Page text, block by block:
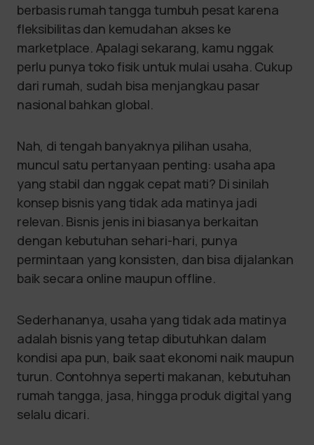
berbasis rumah tangga tumbuh pesat karena
fleksibilitas dan kemudahan akses ke
marketplace. Apalagi sekarang, kamu nggak
perlu punya toko fisik untuk mulai usaha. Cukup
dari rumah, sudah bisa menjangkau pasar
nasional bahkan global.
Nah, di tengah banyaknya pilihan usaha,
muncul satu pertanyaan penting: usaha apa
yang stabil dan nggak cepat mati? Di sinilah
konsep bisnis yang tidak ada matinya jadi
relevan. Bisnis jenis ini biasanya berkaitan
dengan kebutuhan sehari-hari, punya
permintaan yang konsisten, dan bisa dijalankan
baik secara online maupun offline.
Sederhananya, usaha yang tidak ada matinya
adalah bisnis yang tetap dibutuhkan dalam
kondisi apa pun, baik saat ekonomi naik maupun
turun. Contohnya seperti makanan, kebutuhan
rumah tangga, jasa, hingga produk digital yang
selalu dicari.